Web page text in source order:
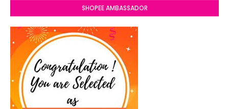
SHOPEE AMBASSADOR